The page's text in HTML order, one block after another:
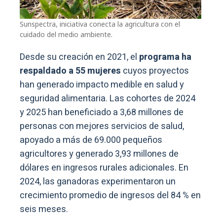
Sunspectra, iniciativa conecta la agricultura con el
cuidado del medio ambiente.
Desde su creación en 2021, el programa ha
respaldado a 55 mujeres cuyos proyectos
han generado impacto medible en salud y
seguridad alimentaria. Las cohortes de 2024
y 2025 han beneficiado a 3,68 millones de
personas con mejores servicios de salud,
apoyado a más de 69.000 pequeños
agricultores y generado 3,93 millones de
dólares en ingresos rurales adicionales. En
2024, las ganadoras experimentaron un
crecimiento promedio de ingresos del 84 % en
seis meses.